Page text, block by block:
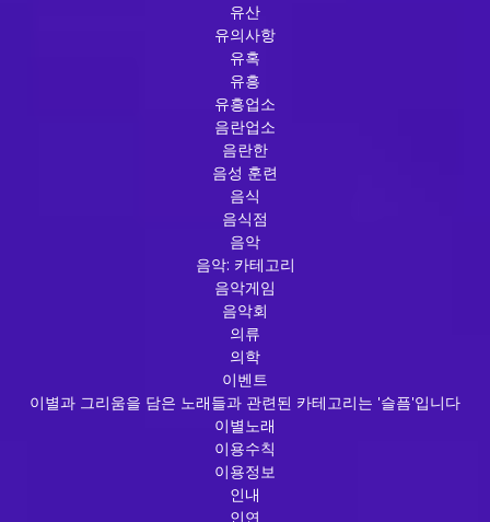
유산
유의사항
유혹
유흥
유흥업소
음란업소
음란한
음성 훈련
음식
음식점
음악
음악: 카테고리
음악게임
음악회
의류
의학
이벤트
이별과 그리움을 담은 노래들과 관련된 카테고리는 '슬픔'입니다
이별노래
이용수칙
이용정보
인내
인연